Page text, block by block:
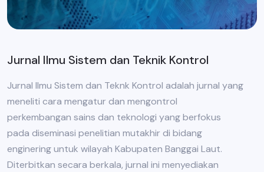
Jurnal Ilmu Sistem dan Teknik Kontrol
Jurnal Ilmu Sistem dan Teknk Kontrol adalah jurnal yang
meneliti cara mengatur dan mengontrol
perkembangan sains dan teknologi yang berfokus
pada diseminasi penelitian mutakhir di bidang
enginering untuk wilayah Kabupaten Banggai Laut.
Diterbitkan secara berkala, jurnal ini menyediakan